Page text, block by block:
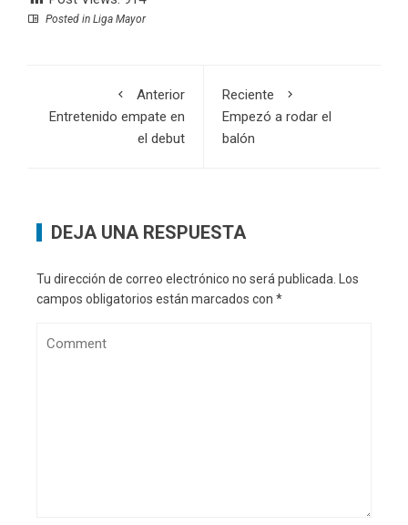
Posted in Liga Mayor
Anterior
Entretenido empate en
el debut
Reciente
Empezó a rodar el
balón
DEJA UNA RESPUESTA
Tu dirección de correo electrónico no será publicada.
Los
campos obligatorios están marcados con *